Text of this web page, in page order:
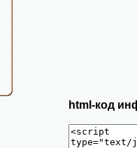
html-код